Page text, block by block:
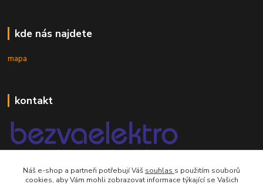
kde nás najdete
mapa
kontakt
mobil 605 268 512
Náš e-shop a partneři potřebují Váš souhlas s použitím souborů
cookies, aby Vám mohli zobrazovat informace týkající se Vašich